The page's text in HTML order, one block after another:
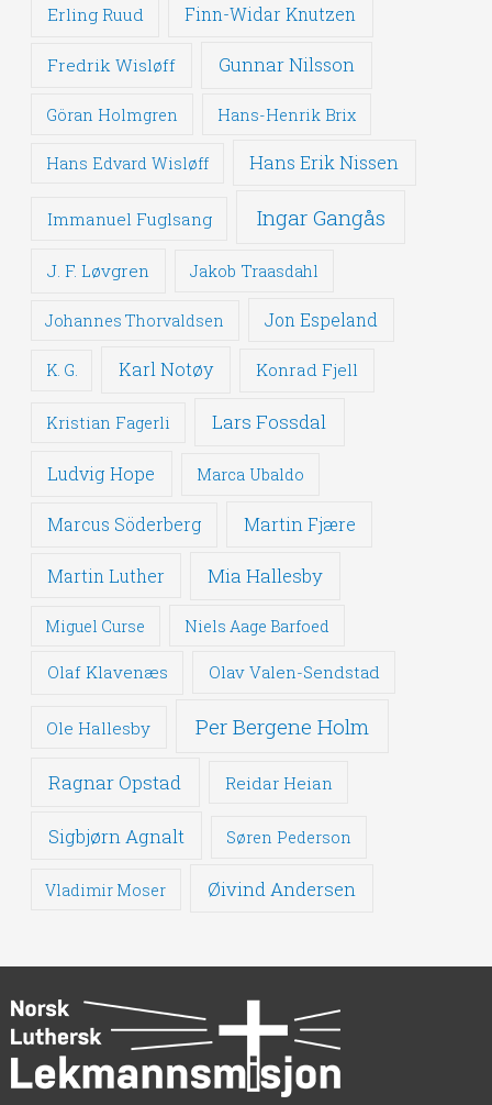
Erling Ruud Finn-Widar Knutzen
Fredrik Wisløff Gunnar Nilsson
Göran Holmgren Hans-Henrik Brix
Hans Edvard Wisløff Hans Erik Nissen
Immanuel Fuglsang Ingar Gangås
J. F. Løvgren Jakob Traasdahl
Johannes Thorvaldsen Jon Espeland
K. G. Karl Notøy Konrad Fjell
Kristian Fagerli Lars Fossdal
Ludvig Hope Marca Ubaldo
Marcus Söderberg Martin Fjære
Martin Luther Mia Hallesby
Miguel Curse Niels Aage Barfoed
Olaf Klavenæs Olav Valen-Sendstad
Ole Hallesby Per Bergene Holm
Ragnar Opstad Reidar Heian
Sigbjørn Agnalt Søren Pederson
Vladimir Moser Øivind Andersen